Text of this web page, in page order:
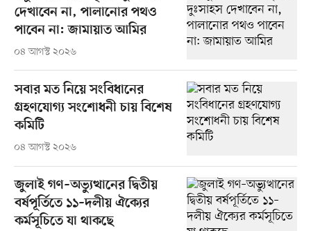
দেখাবেন না, পালানোর পথও
পাবেন না: জামায়াত আমির
০৪ আগস্ট ২০২৬
সবার মত নিয়ে সংবিধানের
গ্রহণযোগ্য সংশোধনী চায় বিশেষ
কমিটি
০৪ আগস্ট ২০২৬
জুলাই গণ–অভ্যুত্থানের দ্বিতীয়
বর্ষপূর্তিতে ১১–দলীয় ঐক্যের
কর্মসূচিতে যা থাকছে